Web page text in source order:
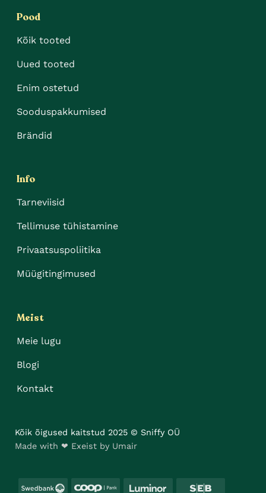
Pood
Kõik tooted
Uued tooted
Enim ostetud
Sooduspakkumised
Brändid
Info
Tarneviisid
Tellimuse tühistamine
Privaatsuspoliitika
Müügitingimused
Meist
Meie lugu
Blogi
Kontakt
Kõik õigused kaitstud 2025 © Sniffy OÜ
Made with ❤ Exeist by Umair
Swedbank Coop Luminor